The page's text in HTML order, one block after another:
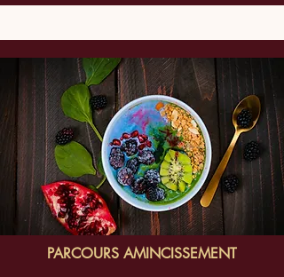
PARCOURS AMINCISSEMENT